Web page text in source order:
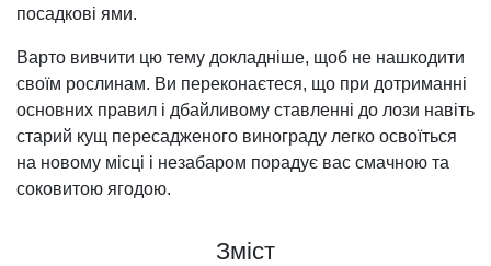
посадкові ями.
Варто вивчити цю тему докладніше, щоб не нашкодити
своїм рослинам. Ви переконаєтеся, що при дотриманні
основних правил і дбайливому ставленні до лози навіть
старий кущ пересадженого винограду легко освоїться
на новому місці і незабаром порадує вас смачною та
соковитою ягодою.
Зміст